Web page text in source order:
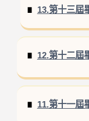
13.第十三屆
12.第十二屆
11.第十一屆